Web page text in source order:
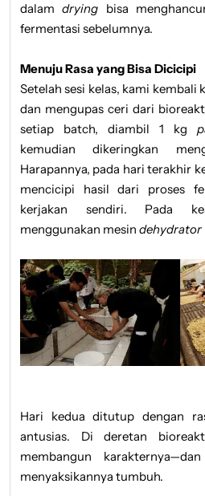
dalamdrying bisa
fermentasi sebelumnya.
Menuju Rasa yang Bisa Dicicipi
Setelah sesi kelas, kami kembali
dan mengupas ceri dari
setiap batch, diambil 1 kg
kemudian dikeringkan
Harapannya, pada hari terakhir
mencicipi hasil dari proses
kerjakan sendiri. Pada
menggunakan mesin dehydrator
Hari kedua ditutup dengan
antusias. Di deretan
membangun
menyaksikannya tumbuh.